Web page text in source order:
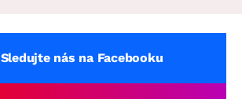
Sledujte nás na Facebooku